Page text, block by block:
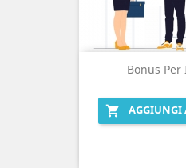
Bonus
 AGGIUNGI